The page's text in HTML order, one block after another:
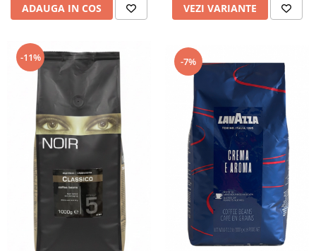
ADAUGA IN COS VEZI VARIANTE
-11% -7%